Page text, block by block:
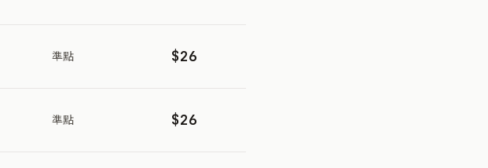
準點 $26
準點 $26